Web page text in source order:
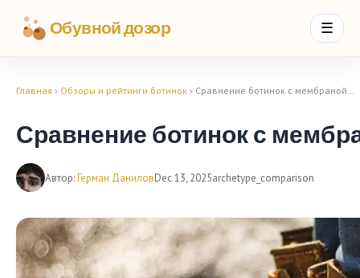
Обувной дозор ☰
Главная › Обзоры и рейтинги ботинок › Сравнение ботинок с мембраной…
Сравнение ботинок с
Автор:Герман ДаниловDec 13, 2025archetype_comparison